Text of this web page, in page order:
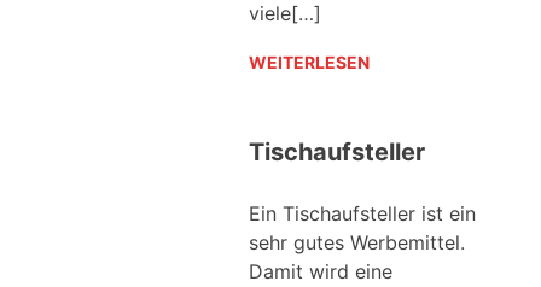
viele[…]
WEITERLESEN
Tischaufsteller
Ein Tischaufsteller ist ein
sehr gutes Werbemittel.
Damit wird eine